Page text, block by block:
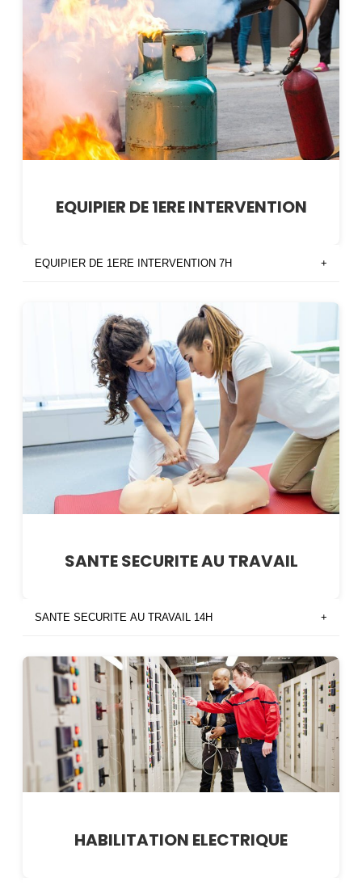
EQUIPIER DE 1ERE INTERVENTION
EQUIPIER DE 1ERE INTERVENTION 7H +
SANTE SECURITE AU TRAVAIL
SANTE SECURITE AU TRAVAIL 14H +
HABILITATION ELECTRIQUE